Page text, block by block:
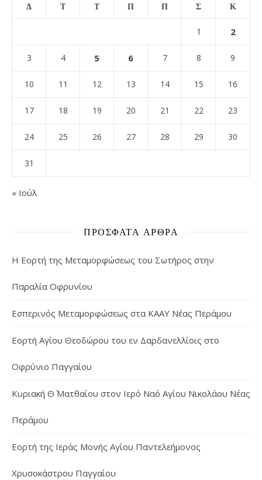
Δ Τ Τ Π Π Σ Κ
1 2
3 4 5 6 7 8 9
10 11 12 13 14 15 16
17 18 19 20 21 22 23
24 25 26 27 28 29 30
31
« Ιούλ
ΠΡΌΣΦΑΤΑ ΆΡΘΡΑ
Η Εορτή της Μεταμορφώσεως του Σωτήρος στην
Παραλία Οφρυνίου
Εσπερινός Μεταμορφώσεως στα ΚΑΑΥ Νέας Περάμου
Εορτή Αγίου Θεοδώρου του εν Δαρδανελλίοις στο
Οφρύνιο Παγγαίου
Κυριακή Θ΄ Ματθαίου στον Ιερό Ναό Αγίου Νικολάου Νέας
Περάμου
Εορτή της Ιεράς Μονής Αγίου Παντελεήμονος
Χρυσοκάστρου Παγγαίου